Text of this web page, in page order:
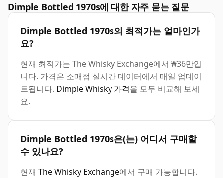
Dimple Bottled 1970s에 대한 자주 묻는 질문
Dimple Bottled 1970s의 최적가는 얼마인가
요?
현재 최적가는 The Whisky Exchange에서 ₩36만입
니다. 가격은 소매점 실시간 데이터에서 매일 업데이
트됩니다. Dimple Whisky 가격을 모두 비교해 보세
요.
Dimple Bottled 1970s은(는) 어디서 구매할
수 있나요?
현재 The Whisky Exchange에서 구매 가능합니다.